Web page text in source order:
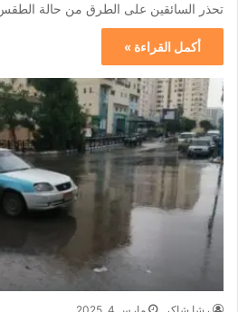
تحذر السائقين على الطرق من حالة
أكمل القراءة »